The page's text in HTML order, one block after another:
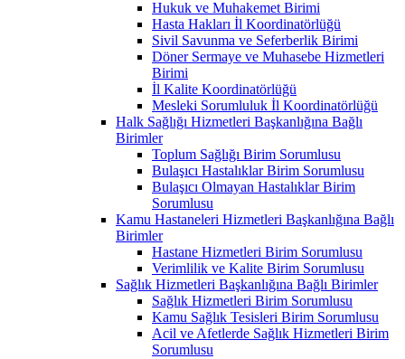
Hukuk ve Muhakemet Birimi
Hasta Hakları İl Koordinatörlüğü
Sivil Savunma ve Seferberlik Birimi
Döner Sermaye ve Muhasebe Hizmetleri
Birimi
İl Kalite Koordinatörlüğü
Mesleki Sorumluluk İl Koordinatörlüğü
Halk Sağlığı Hizmetleri Başkanlığına Bağlı
Birimler
Toplum Sağlığı Birim Sorumlusu
Bulaşıcı Hastalıklar Birim Sorumlusu
Bulaşıcı Olmayan Hastalıklar Birim
Sorumlusu
Kamu Hastaneleri Hizmetleri Başkanlığına Bağlı
Birimler
Hastane Hizmetleri Birim Sorumlusu
Verimlilik ve Kalite Birim Sorumlusu
Sağlık Hizmetleri Başkanlığına Bağlı Birimler
Sağlık Hizmetleri Birim Sorumlusu
Kamu Sağlık Tesisleri Birim Sorumlusu
Acil ve Afetlerde Sağlık Hizmetleri Birim
Sorumlusu